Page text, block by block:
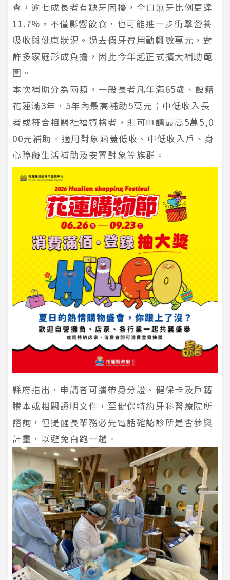
查，逾七成長者有缺牙困擾，全口無牙比例更達
11.7%，不僅影響飲食，也可能進一步衝擊營養
吸收與健康狀況。過去假牙費用動輒數萬元，對
許多家庭形成負擔，因此今年起正式擴大補助範
圍。
本次補助分為兩類，一般長者凡年滿65歲、設籍
花蓮滿3年，5年內最高補助5萬元；中低收入長
者或符合相關社福資格者，則可申請最高5萬5,0
00元補助。適用對象涵蓋低收、中低收入戶、身
心障礙生活補助及安置對象等族群。
縣府指出，申請者可攜帶身分證、健保卡及戶籍
謄本或相關證明文件，至健保特約牙科醫療院所
諮詢，但提醒長輩務必先電話確認診所是否參與
計畫，以避免白跑一趟。